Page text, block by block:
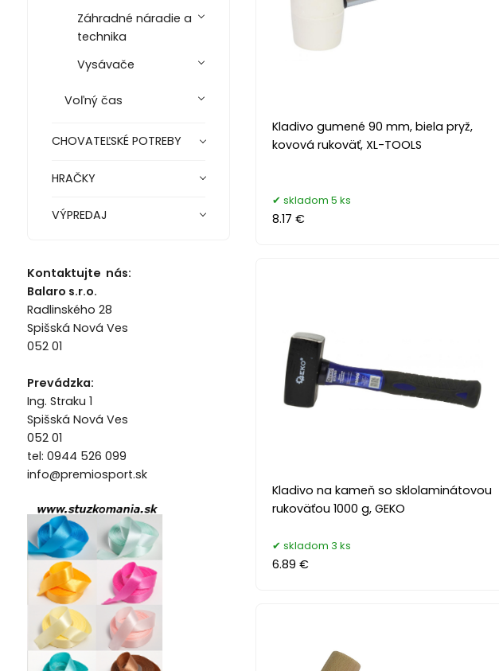
Záhradné náradie a
technika
Vysávače
Voľný čas
CHOVATEĽSKÉ POTREBY
HRAČKY
VÝPREDAJ
Kontaktujte nás:
Balaro s.r.o.
Radlinského 28
Spišská Nová Ves
052 01
Prevádzka:
Ing. Straku 1
Spišská Nová Ves
052 01
tel: 0944 526 099
info@premiosport.sk
Kladivo gumené 90 mm, biela pryž,
kovová rukoväť, XL-TOOLS
skladom 5 ks
8.17 €
Kladivo na kameň so sklolaminátovou
rukoväťou 1000 g, GEKO
skladom 3 ks
6.89 €